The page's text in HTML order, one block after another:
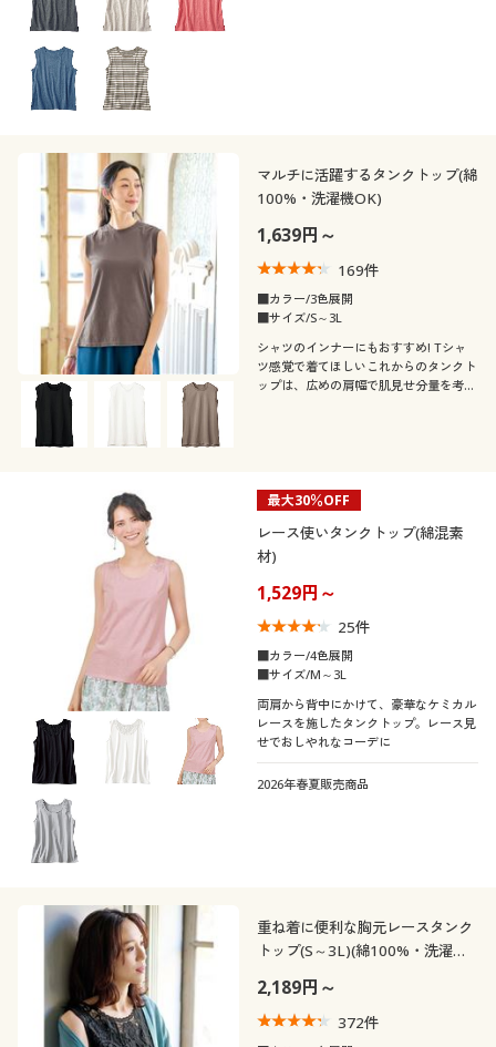
レギュラー
年代
40代
シーズン
解除する
閉じる
マルチに活躍するタンクトップ(綿
100%・洗濯機OK)
1,639円～
169件
■カラー/3色展開
■サイズ/S～3L
シャツのインナーにもおすすめ! Tシャ
ツ感覚で着てほしいこれからのタンクト
ップは、広めの肩幅で肌見せ分量を考慮
最大30％OFF
レース使いタンクトップ(綿混素
材)
1,529円～
25件
■カラー/4色展開
■サイズ/M～3L
両肩から背中にかけて、豪華なケミカル
レースを施したタンクトップ。レース見
せでおしやれなコーデに
2026年春夏販売商品
重ね着に便利な胸元レースタンク
トップ(S～3L)(綿100%・洗濯機
2,189円～
372件